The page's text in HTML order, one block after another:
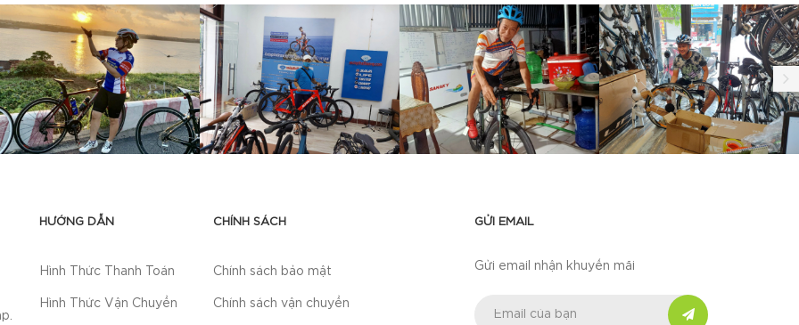
HƯỚNG DẪN
Hình Thức Thanh Toán
Hình Thức Vận Chuyển
CHÍNH SÁCH
Chính sách bảo mật
Chính sách vận chuyển
GỬI EMAIL
Gửi email nhận khuyến mãi